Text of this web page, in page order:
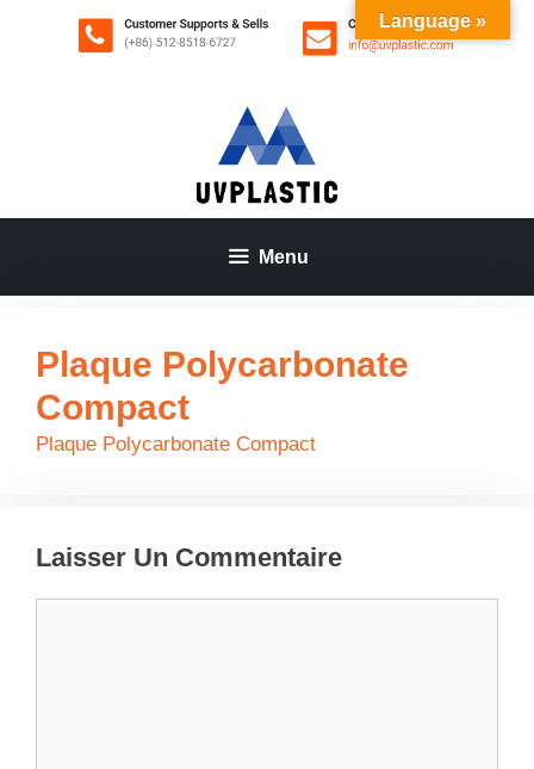
Menu
Plaque Polycarbonate
Compact
Plaque Polycarbonate Compact
Laisser Un Commentaire
Language »